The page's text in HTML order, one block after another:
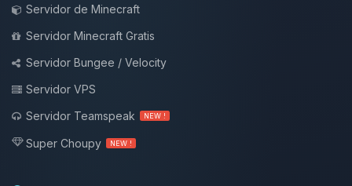
Servidor de Minecraft
Servidor Minecraft Gratis
Servidor Bungee / Velocity
Servidor VPS
Servidor Teamspeak
NEW !
Super Choupy NEW !